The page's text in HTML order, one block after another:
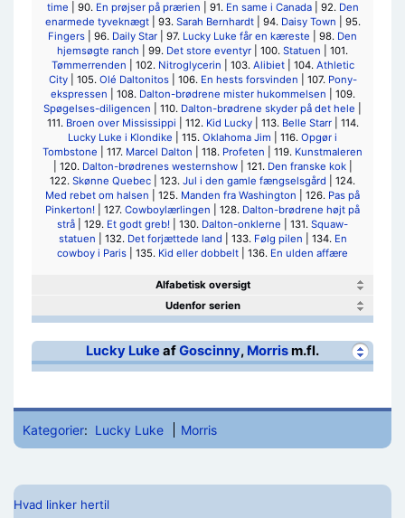
time | 90. En prøjser på prærien | 91. En same i Canada| 92. Den
enarmede tyveknægt| 93. Sarah Bernhardt| 94. Daisy Town | 95.
Fingers | 96. Daily Star | 97. Lucky Luke får en kæreste | 98. Den
hjemsøgte ranch | 99. Det store eventyr | 100. Statuen | 101.
Tømmerrenden | 102. Nitroglycerin | 103. Alibiet| 104. Athletic
City| 105. Olé Daltonitos| 106. En hests forsvinden | 107. Pony-
ekspressen | 108. Dalton-brødrene mister hukommelsen | 109.
Spøgelses-diligencen | 110. Dalton-brødrene skyder på det hele
111. Broen over Mississippi | 112. Kid Lucky| 113. Belle Starr| 114.
Lucky Luke i Klondike | 115. Oklahoma Jim | 116. Opgør i
Tombstone | 117. Marcel Dalton | 118. Profeten | 119. Kunstmaleren
| 120. Dalton-brødrenes westernshow| 121. Den franske kok|
122. Skønne Quebec | 123. Jul i den gamle fængselsgård | 124.
Med rebet om halsen | 125. Manden fra Washington | 126. Pas på
Pinkerton! | 127. Cowboylærlingen | 128. Dalton-brødrene højt på
strå | 129. Et godt greb! | 130. Dalton-onklerne | 131. Squaw-
statuen | 132. Det forjættede land | 133. Følg pilen | 134. En
cowboy i Paris | 135. Kid eller dobbelt | 136. En ulden affære
Alfabetisk oversigt
Udenfor serien
Lucky Luke afGoscinny, Morrism.fl.
Kategorier: Lucky Luke Morris
Hvad linker hertil